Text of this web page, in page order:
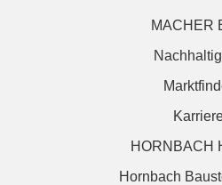
MACHER
HORNBACH
Hornbach